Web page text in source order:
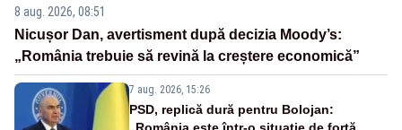
8 aug. 2026, 08:51
Nicușor Dan, avertisment după decizia Moody’s:
„România trebuie să revină la creștere economică”
7 aug. 2026, 15:26
PSD, replică dură pentru Bolojan:
„România este într-o situație de forță